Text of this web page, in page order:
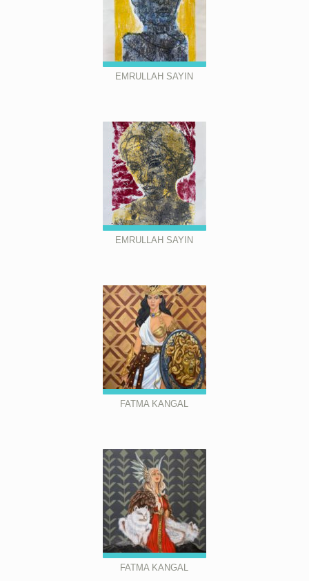
EMRULLAH SAYIN
EMRULLAH SAYIN
FATMA KANGAL
FATMA KANGAL